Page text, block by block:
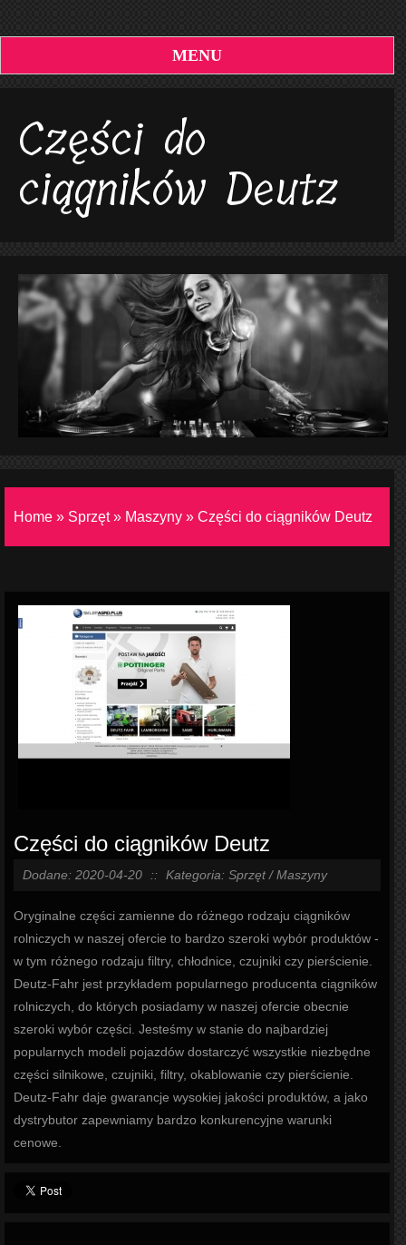
MENU
Części do
ciągników Deutz
Home » Sprzęt» Maszyny » Części do ciągników Deutz
Części do ciągników Deutz
Dodane: 2020-04-20 :: Kategoria: Sprzęt / Maszyny
Oryginalne części zamienne do różnego rodzaju ciągników
rolniczych w naszej ofercie to bardzo szeroki wybór produktów -
w tym różnego rodzaju filtry, chłodnice, czujniki czy pierścienie.
Deutz-Fahr jest przykładem popularnego producenta ciągników
rolniczych, do których posiadamy w naszej ofercie obecnie
szeroki wybór części. Jesteśmy w stanie do najbardziej
popularnych modeli pojazdów dostarczyć wszystkie niezbędne
części silnikowe, czujniki, filtry, okablowanie czy pierścienie.
Deutz-Fahr daje gwarancje wysokiej jakości produktów, a jako
dystrybutor zapewniamy bardzo konkurencyjne warunki
cenowe.